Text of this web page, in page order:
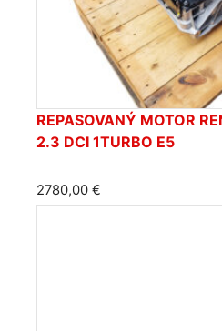
REPASOVANÝ MOTOR
2.3 DCI 1TURBO E5
2780,00 €